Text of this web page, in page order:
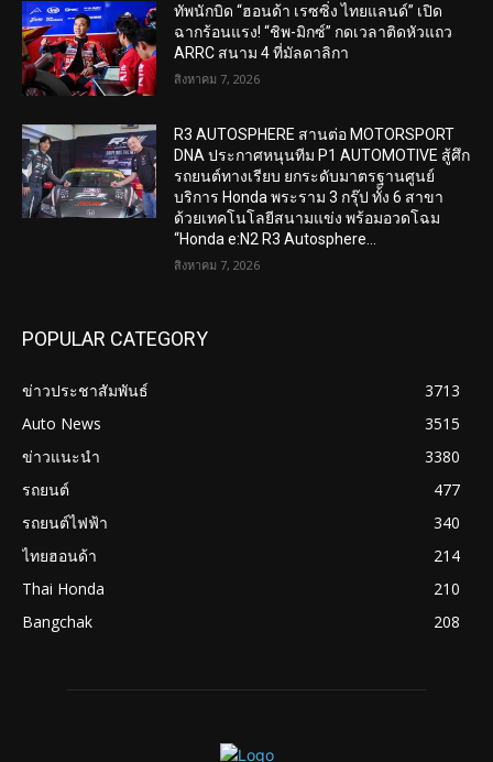
ทัพนักบิด “ฮอนด้า เรซซิ่ง ไทยแลนด์” เปิด
ฉากร้อนแรง! “ชิพ-มิกซ์” กดเวลาติดหัวแถว
ARRC สนาม 4 ที่มัลดาลิกา
สิงหาคม 7, 2026
R3 AUTOSPHERE สานต่อ MOTORSPORT
DNA ประกาศหนุนทีม P1 AUTOMOTIVE สู้ศึก
รถยนต์ทางเรียบ ยกระดับมาตรฐานศูนย์
บริการ Honda พระราม 3 กรุ๊ป ทั้ง 6 สาขา
ด้วยเทคโนโลยีสนามแข่ง พร้อมอวดโฉม
“Honda e:N2 R3 Autosphere...
สิงหาคม 7, 2026
POPULAR CATEGORY
ข่าวประชาสัมพันธ์
3713
Auto News
3515
ข่าวแนะนำ
3380
รถยนต์
477
รถยนต์ไฟฟ้า
340
ไทยฮอนด้า
214
Thai Honda
210
Bangchak
208